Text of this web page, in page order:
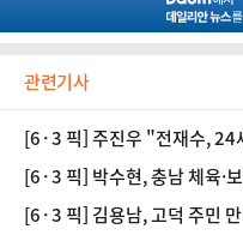
관련기사
[6·3 픽] 주진우 "전재수, 24
직접 책임져야"
[6·3 픽] 박수현, 충남 체육·
는 비전 만들 것"
[6·3 픽] 김용남, 고덕 주민